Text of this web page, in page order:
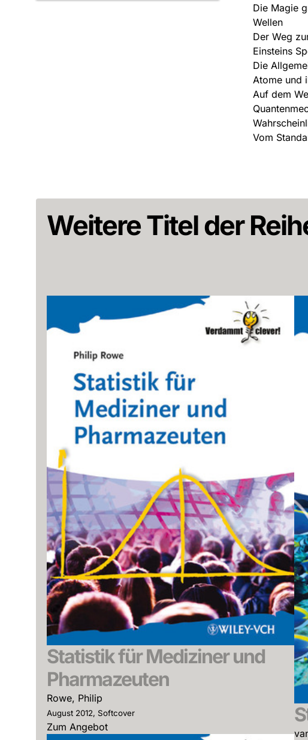
Die Magie
Wellen
Der Weg
Einsteins
Die
Atome und
Auf dem
Vom
Weitere Titel der
Statistik für Mediziner und
Pharmazeuten
Rowe, Philip
August 2012, Softcover
Zum Angebot